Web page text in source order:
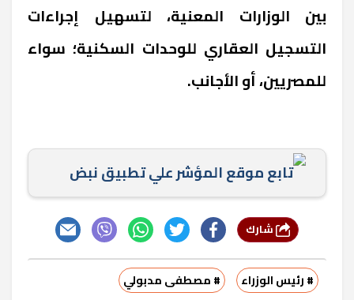
بين الوزارات المعنية، لتسهيل إجراءات
التسجيل العقاري للوحدات السكنية؛ سواء
للمصريين، أو الأجانب.
تابع موقع المؤشر علي تطبيق نبض
# رئيس الوزراء
# مصطفى مدبولي